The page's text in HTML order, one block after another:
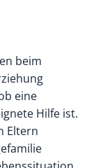
beim
eine
Hilfe ist.
Eltern